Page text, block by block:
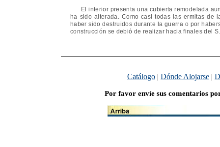
El interior presenta una cubierta remodelada
ha sido alterada. Como casi todas las ermitas de
haber sido destruidos durante la guerra o por
construcción se debió de realizar hacia finales del
Catálogo | Dónde Alojarse |
Por favor envíe sus comentarios